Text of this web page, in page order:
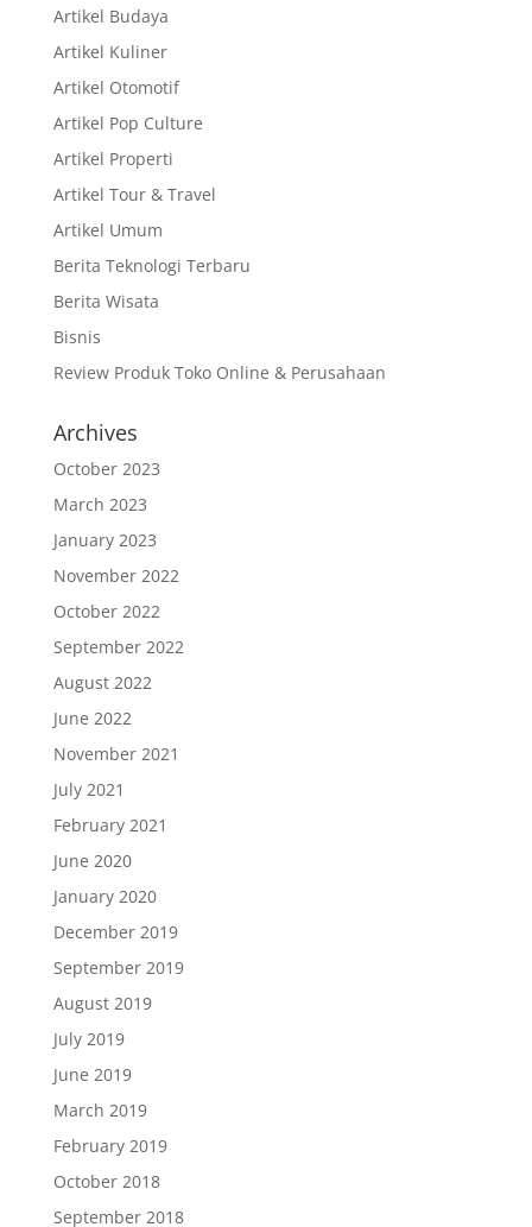
Artikel Budaya
Artikel Kuliner
Artikel Otomotif
Artikel Pop Culture
Artikel Properti
Artikel Tour & Travel
Artikel Umum
Berita Teknologi Terbaru
Berita Wisata
Bisnis
Review Produk Toko Online & Perusahaan
Archives
October 2023
March 2023
January 2023
November 2022
October 2022
September 2022
August 2022
June 2022
November 2021
July 2021
February 2021
June 2020
January 2020
December 2019
September 2019
August 2019
July 2019
June 2019
March 2019
February 2019
October 2018
September 2018